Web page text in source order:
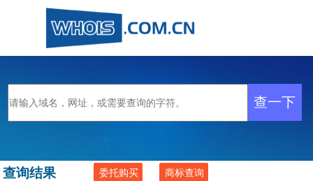
查询结果 委托购买 商标查询